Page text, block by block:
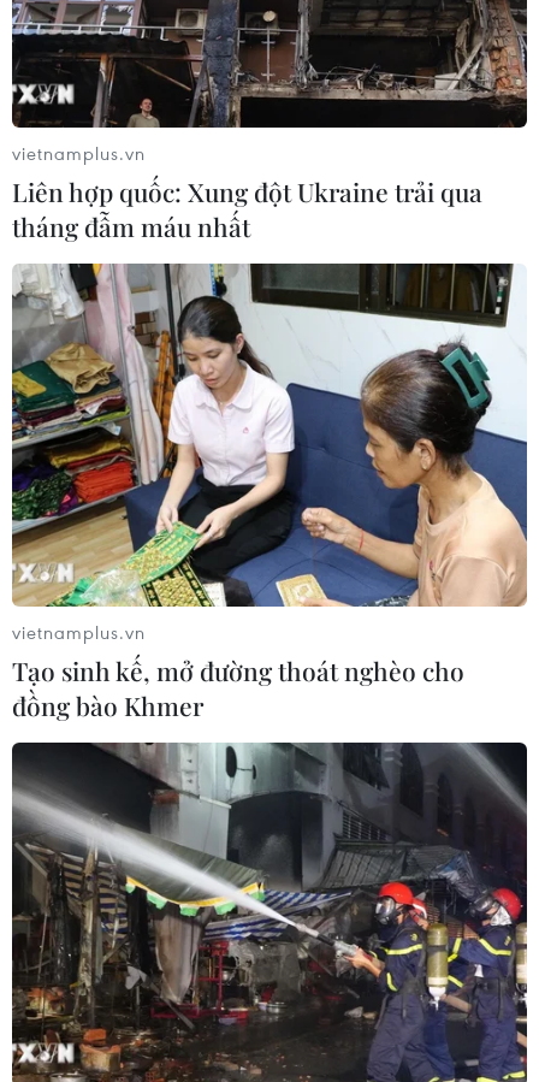
vietnamplus.vn
Liên hợp quốc: Xung đột Ukraine trải qua
tháng đẫm máu nhất
vietnamplus.vn
Tạo sinh kế, mở đường thoát nghèo cho
đồng bào Khmer